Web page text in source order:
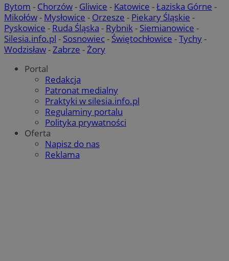
Bytom - Chorzów- Gliwice - Katowice -Łaziska Górne -
Mikołów- Mysłowice - Orzesze - Piekary Śląskie -
Pyskowice - Ruda Śląska - Rybnik- Siemianowice -
Silesia.info.pl - Sosnowiec- Świętochłowice -Tychy-
Wodzisław-Zabrze -Żory
Portal
Redakcja
Patronat medialny
Praktyki w silesia.info.pl
Regulaminy portalu
Polityka prywatności
Oferta
Napisz do nas
Reklama